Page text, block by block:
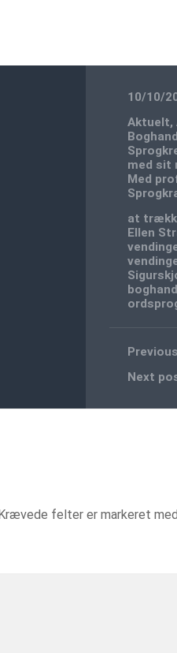
10/10/
Aktuelt,
med sit
Med
at
Ellen
Next
felter er markeret med